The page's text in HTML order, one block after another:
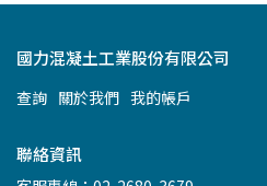
國力混凝土工業股份有限公司
查詢 關於我們 我的帳戶
聯絡資訊